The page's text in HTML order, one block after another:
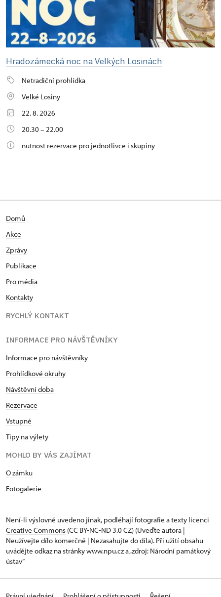
Hradozámecká noc na Velkých Losinách
Netradiční prohlídka
Velké Losiny
22. 8. 2026
20.30 – 22.00
nutnost rezervace pro jednotlivce i skupiny
Domů
Akce
Zprávy
Publikace
Pro média
Kontakty
RYCHLÝ KONTAKT
INFORMACE PRO NÁVŠTĚVNÍKY
Informace pro návštěvníky
Prohlídkové okruhy
Návštěvní doba
Rezervace
Vstupné
Tipy na výlety
MOHLO BY VÁS ZAJÍMAT
O zámku
Fotogalerie
Není-li výslovně uvedeno jinak, podléhají fotografie a texty licenci
Creative Commons (CC BY-NC-ND 3.0 CZ) (Uveďte autora |
Neužívejte dílo komerčně | Nezasahujte do díla). Při užití obsahu
uvádějte odkaz na stránky www.npu.cz a „zdroj: Národní památkový
ústav“